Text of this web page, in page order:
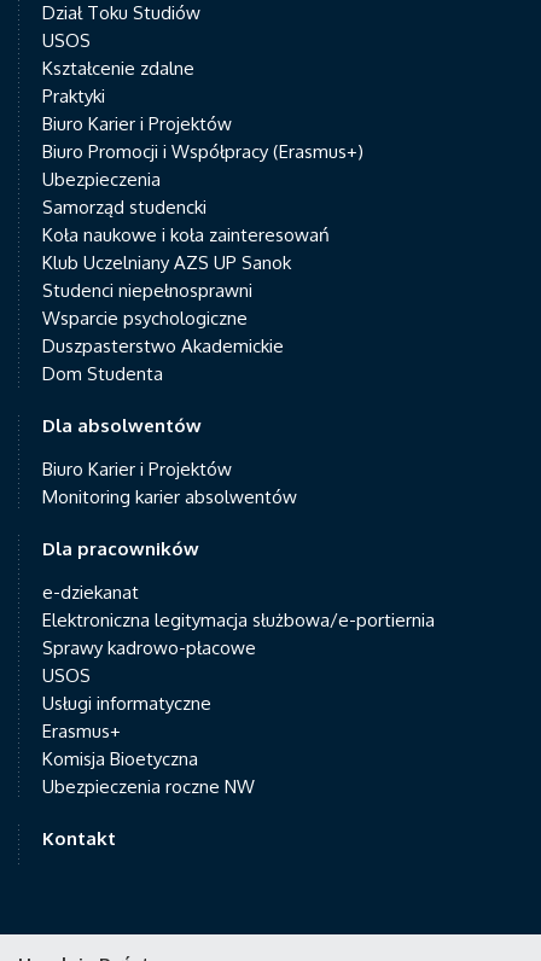
Dział Toku Studiów
USOS
Kształcenie zdalne
Praktyki
Biuro Karier i Projektów
Biuro Promocji i Współpracy (Erasmus+)
Ubezpieczenia
Samorząd studencki
Koła naukowe i koła zainteresowań
Klub Uczelniany AZS UP Sanok
Studenci niepełnosprawni
Wsparcie psychologiczne
Duszpasterstwo Akademickie
Dom Studenta
Dla absolwentów
Biuro Karier i Projektów
Monitoring karier absolwentów
Dla pracowników
e-dziekanat
Elektroniczna legitymacja służbowa/e-portiernia
Sprawy kadrowo-płacowe
USOS
Usługi informatyczne
Erasmus+
Komisja Bioetyczna
Ubezpieczenia roczne NW
Kontakt